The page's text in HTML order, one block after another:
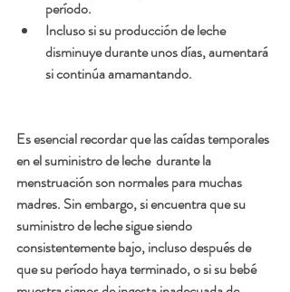
período.
Incluso si su producción de leche
disminuye durante unos días, aumentará
si continúa amamantando.
Es esencial recordar que las caídas temporales
en el suministro de leche  durante la
menstruación son normales para muchas
madres. Sin embargo, si encuentra que su
suministro de leche sigue siendo
consistentemente bajo, incluso después de
que su período haya terminado, o si su bebé